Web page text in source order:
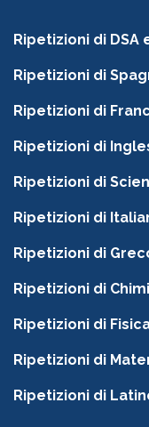
Ripetizioni di DSA
Ripetizioni di
Ripetizioni di
Ripetizioni di
Ripetizioni di
Ripetizioni di
Ripetizioni di
Ripetizioni di
Ripetizioni di
Ripetizioni di
Ripetizioni di